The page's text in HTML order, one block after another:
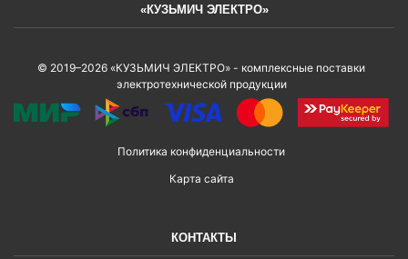
«КУЗЬМИЧ ЭЛЕКТРО»
© 2019–2026 «КУЗЬМИЧ ЭЛЕКТРО» - комплексные поставки
электротехнической продукции
Политика конфиденциальности
Карта сайта
КОНТАКТЫ